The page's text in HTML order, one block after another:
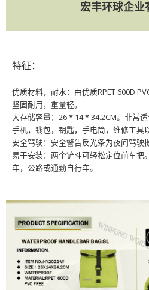
宏丰环球企业
特征：
优质材料，耐水：由优质RPET 600D
坚固耐用，重量轻。
大存储容量：26 * 14 * 34.2CM。非常
手机，钱包，钥匙，手电筒，维修工具
安全驾驶：安全警告反光条为夜间驾驶
易于安装：两个铲斗可轻松定位前车把
车，公路或通勤自行车。